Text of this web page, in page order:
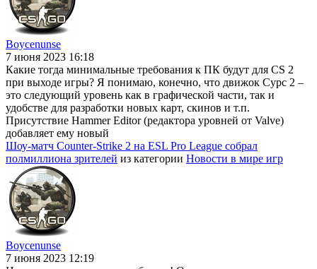
Boycenunse
7 июня 2023 16:18
Какие тогда минимальные требования к ПК будут для CS 2
при выходе игры? Я понимаю, конечно, что движок Сурс 2 –
это следующий уровень как в графической части, так и
удобстве для разработки новых карт, скинов и т.п.
Присутствие Hammer Editor (редактора уровней от Valve)
добавляет ему новый
Шоу-матч Counter-Strike 2 на ESL Pro League собрал
полмиллиона зрителей из категории Новости в мире игр
Boycenunse
7 июня 2023 12:19